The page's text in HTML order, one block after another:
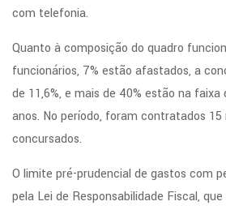
com telefonia.
Quanto à composição do quadro
funcionários, 7% estão afastados, a
de 11,6%, e mais de 40% estão na faixa
anos. No período, foram contratados
concursados.
O limite pré-prudencial de gastos com
pela Lei de Responsabilidade Fiscal,